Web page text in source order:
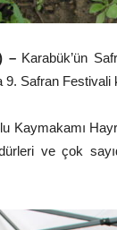
– Karabük’ün
9. Safran
Kaymakamı
ve çok